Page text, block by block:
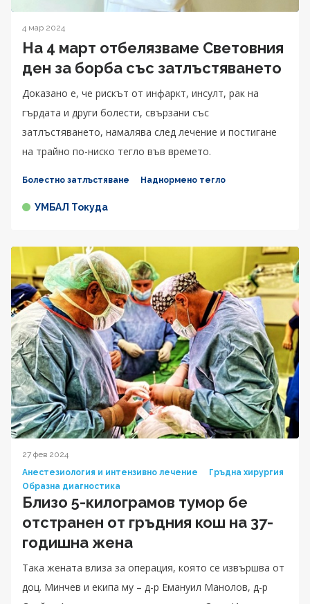
4 мар 2024
На 4 март отбелязваме Световния
ден за борба със затлъстяването
Доказано е, че рискът от инфаркт, инсулт, рак на
гърдата и други болести, свързани със
затлъстяването, намалява след лечение и постигане
на трайно по-ниско тегло във времето.
Болестно затлъстяване Наднормено тегло
УМБАЛ Токуда
27 фев 2024
Анестезиология и интензивно лечение
Гръдна хирургия
Образна диагностика
Близо 5-килограмов тумор бе
отстранен от гръдния кош на 37-
годишна жена
Така жената влиза за операция, която се извършва от
доц. Минчев и екипа му – д-р Емануил Манолов, д-р